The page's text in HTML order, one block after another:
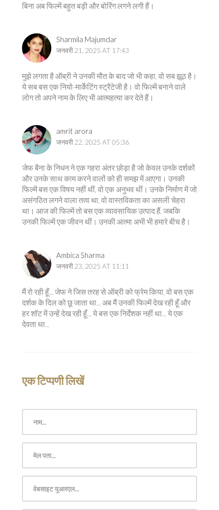
बिना अब फिल्में बहुत बड़ी और बोरिंग लगने लगी हैं।
Sharmila Majumdar
जनवरी 21, 2025 AT 17:43
मुझे लगता है ऑब्री ने उनकी मौत के बाद जो भी कहा, वो सब झूठ है।
ये सब बस एक नियो-मार्केटिंग स्ट्रैटेजी है। वो फिल्में बनाने वाले
लोग तो अपने नाम के लिए भी आत्महत्या कर देते हैं।
amrit arora
जनवरी 22, 2025 AT 05:36
जेफ बैना के निधन ने एक गहरा अंतर छोड़ा है जो केवल उनके दर्शकों
और उनके साथ काम करने वालों को ही समझ में आएगा। उनकी
फिल्में बस एक विषय नहीं थीं, वो एक अनुभव थीं। उनके निर्माण में जो
असंगठित लगने वाला तत्व था, वो वास्तविकता का असली चेहरा
था। आज की फिल्में तो बस एक व्यावसायिक उत्पाद हैं, जबकि
उनकी फिल्में एक जीवन थीं। उनकी आत्मा अभी भी हमारे बीच है।
Ambica Sharma
जनवरी 23, 2025 AT 11:11
मैं रो रही हूँ... जेफ ने जिस तरह से ऑब्री को फ्रेम किया, वो बस एक
दर्शक के दिल को छू जाता था... अब मैं उनकी फिल्में देख रही हूँ और
हर शॉट में उन्हें देख रही हूँ... ये बस एक निर्देशक नहीं था... ये एक
देवता था...
एक टिप्पणी लिखें